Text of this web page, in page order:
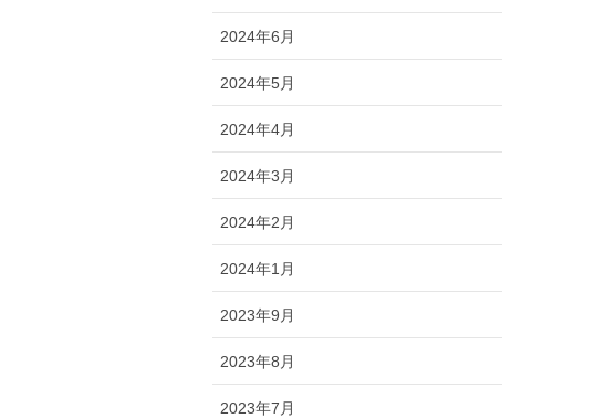
2024年6月
2024年5月
2024年4月
2024年3月
2024年2月
2024年1月
2023年9月
2023年8月
2023年7月